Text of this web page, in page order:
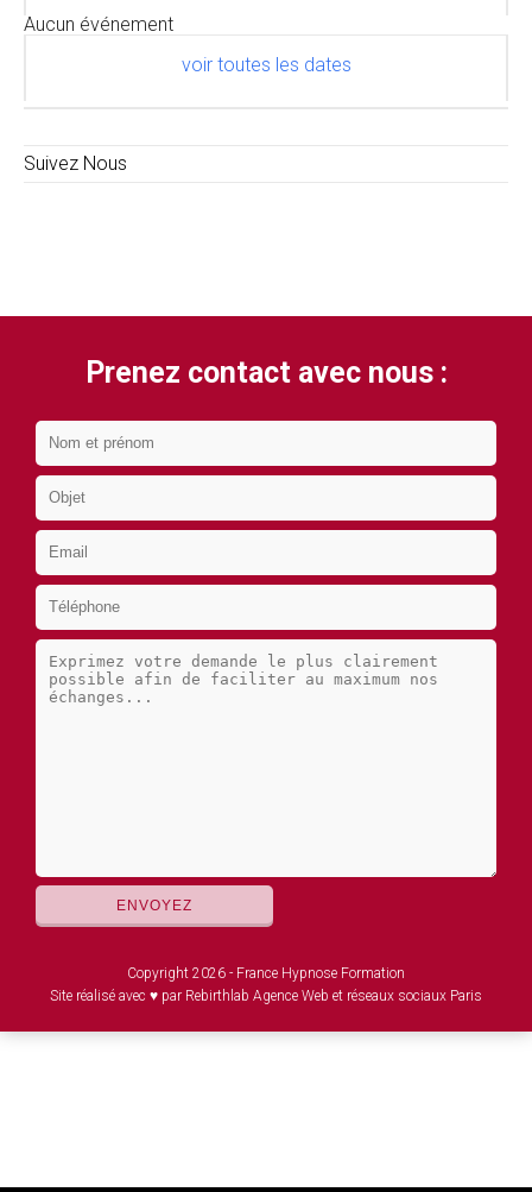
Aucun événement
voir toutes les dates
Suivez Nous
Prenez contact avec nous :
Copyright 2026 - France Hypnose Formation
Site réalisé avec ♥ par Rebirthlab Agence Web et réseaux sociaux Paris